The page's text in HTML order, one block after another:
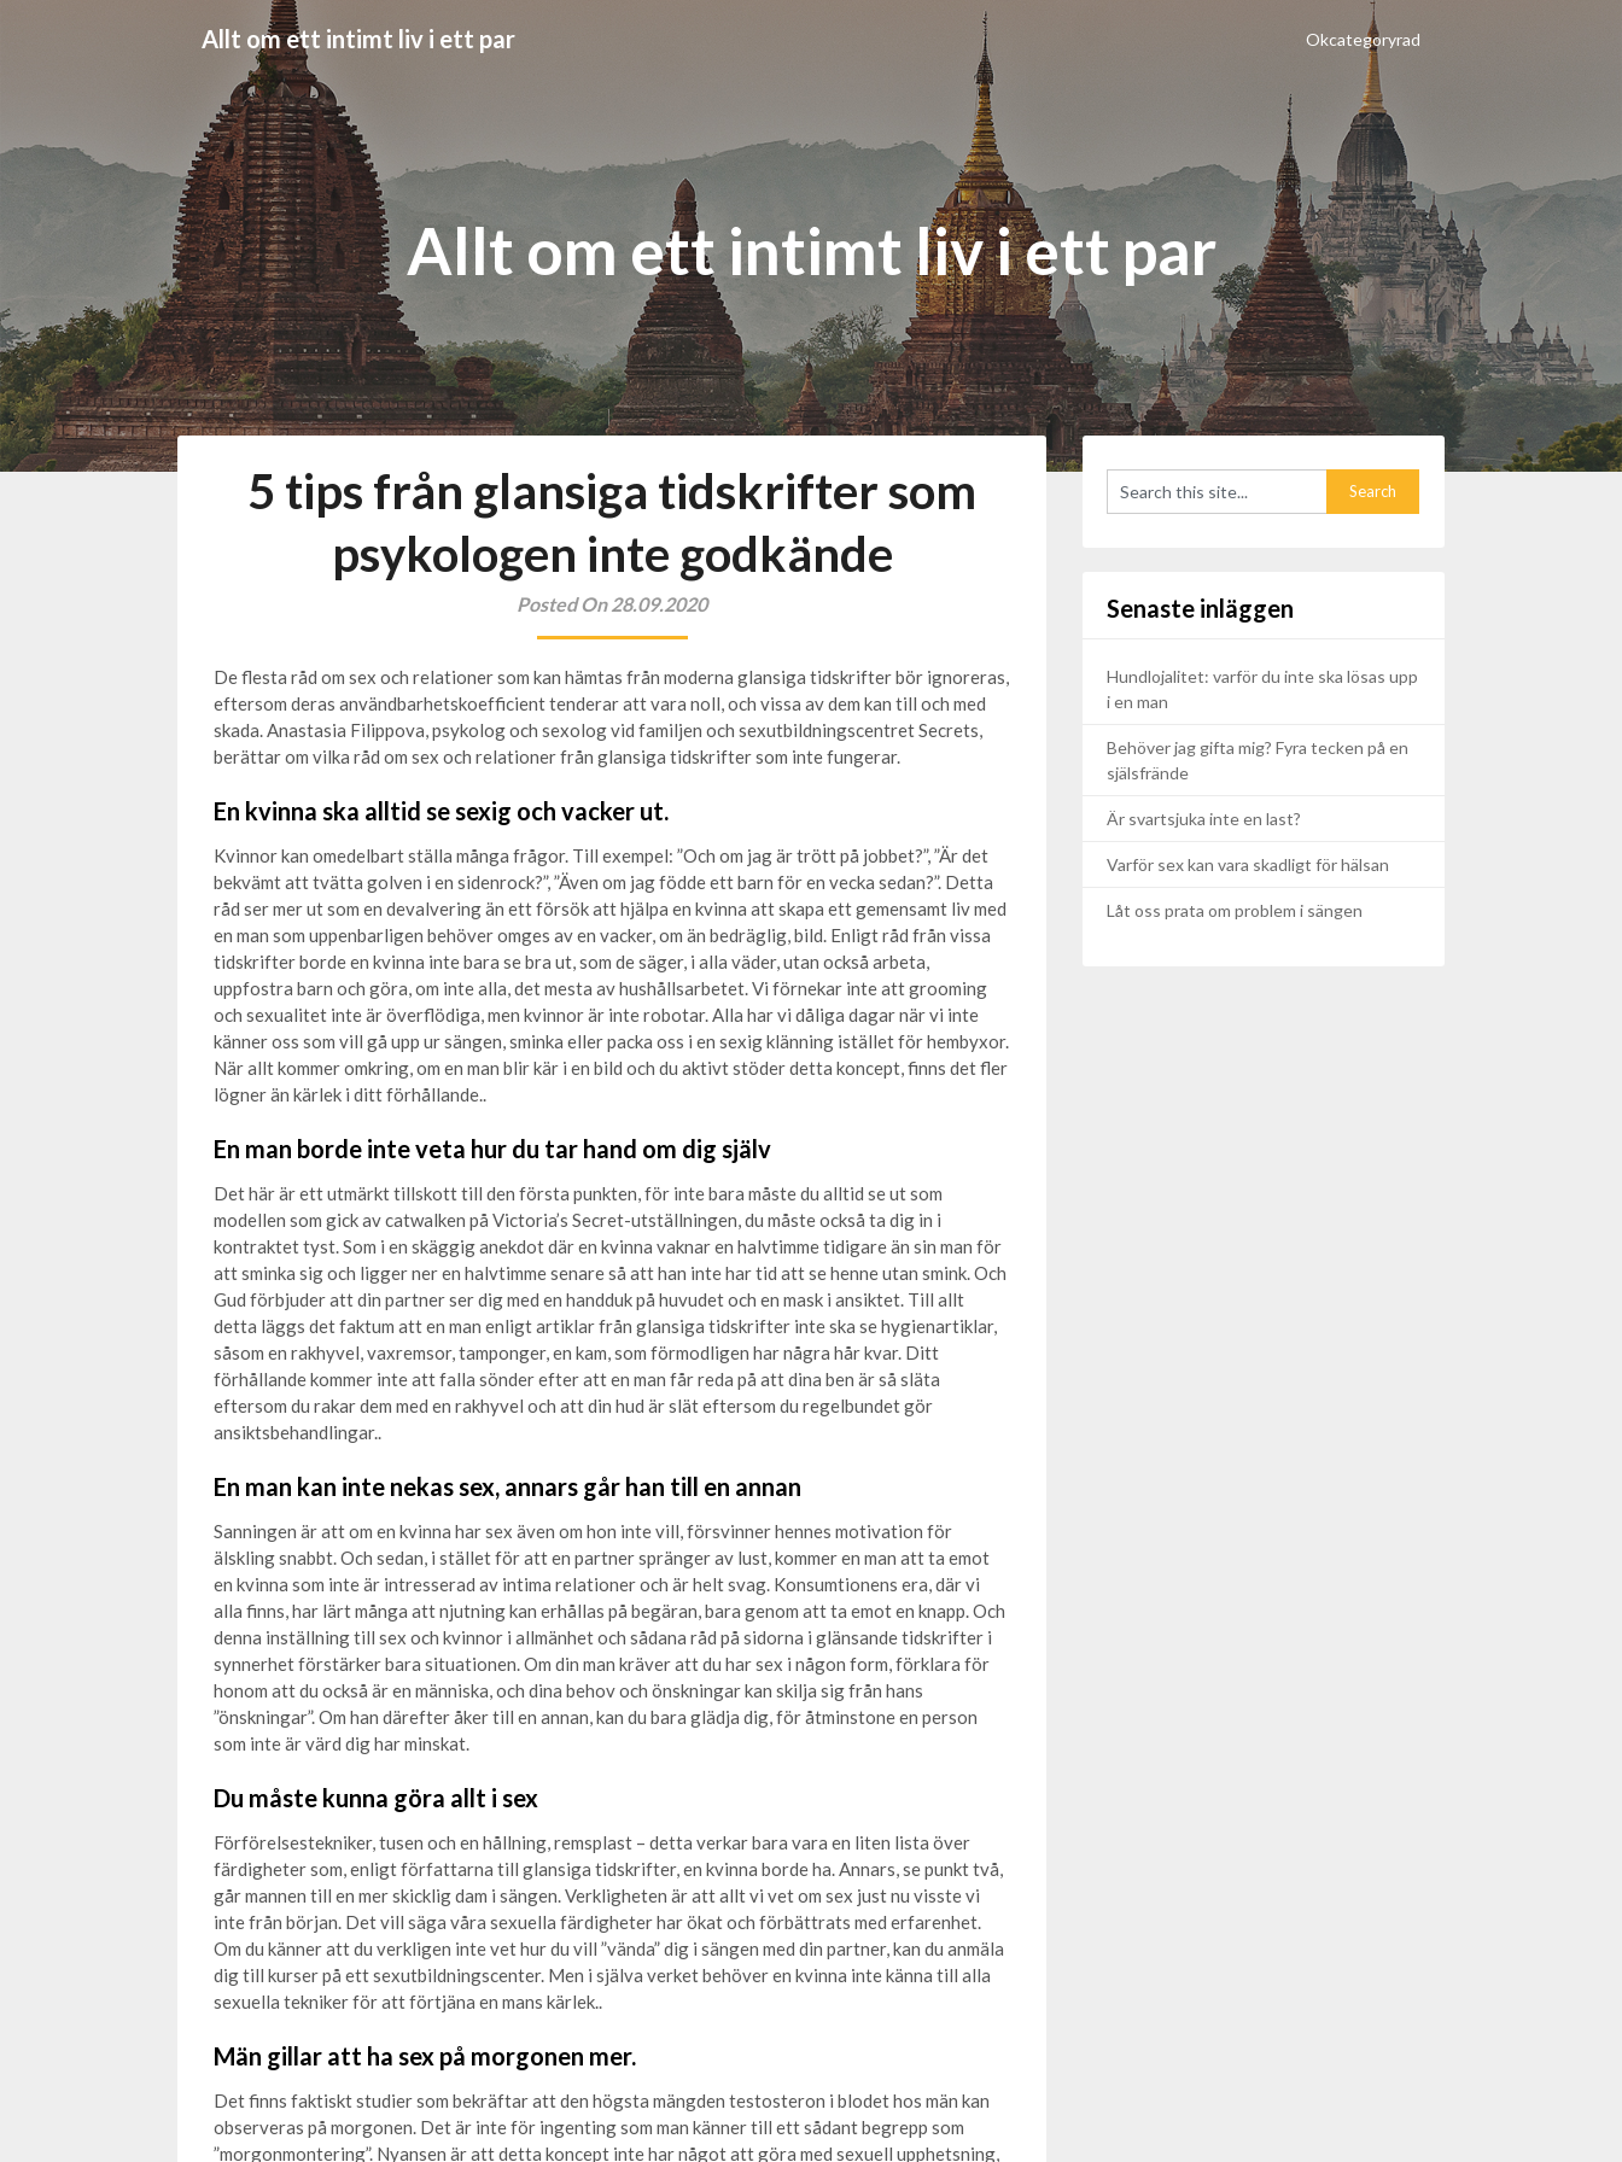
Allt om ett intimt liv i ett par Okcategoryrad
Allt om ett intimt liv i ett par
5 tips från glansiga tidskrifter som
psykologen inte godkände
Posted On 28.09.2020
De flesta råd om sex och relationer som kan hämtas från moderna glansiga tidskrifter bör ignoreras,
eftersom deras användbarhetskoefficient tenderar att vara noll, och vissa av dem kan till och med
skada. Anastasia Filippova, psykolog och sexolog vid familjen och sexutbildningscentret Secrets,
berättar om vilka råd om sex och relationer från glansiga tidskrifter som inte fungerar.
En kvinna ska alltid se sexig och vacker ut.
Kvinnor kan omedelbart ställa många frågor. Till exempel: ”Och om jag är trött på jobbet?”, ”Är det
bekvämt att tvätta golven i en sidenrock?”, ”Även om jag födde ett barn för en vecka sedan?”. Detta
råd ser mer ut som en devalvering än ett försök att hjälpa en kvinna att skapa ett gemensamt liv med
en man som uppenbarligen behöver omges av en vacker, om än bedräglig, bild. Enligt råd från vissa
tidskrifter borde en kvinna inte bara se bra ut, som de säger, i alla väder, utan också arbeta,
uppfostra barn och göra, om inte alla, det mesta av hushållsarbetet. Vi förnekar inte att grooming
och sexualitet inte är överflödiga, men kvinnor är inte robotar. Alla har vi dåliga dagar när vi inte
känner oss som vill gå upp ur sängen, sminka eller packa oss i en sexig klänning istället för hembyxor.
När allt kommer omkring, om en man blir kär i en bild och du aktivt stöder detta koncept, finns det fler
lögner än kärlek i ditt förhållande..
En man borde inte veta hur du tar hand om dig själv
Det här är ett utmärkt tillskott till den första punkten, för inte bara måste du alltid se ut som
modellen som gick av catwalken på Victoria’s Secret-utställningen, du måste också ta dig in i
kontraktet tyst. Som i en skäggig anekdot där en kvinna vaknar en halvtimme tidigare än sin man för
att sminka sig och ligger ner en halvtimme senare så att han inte har tid att se henne utan smink. Och
Gud förbjuder att din partner ser dig med en handduk på huvudet och en mask i ansiktet. Till allt
detta läggs det faktum att en man enligt artiklar från glansiga tidskrifter inte ska se hygienartiklar,
såsom en rakhyvel, vaxremsor, tamponger, en kam, som förmodligen har några hår kvar. Ditt
förhållande kommer inte att falla sönder efter att en man får reda på att dina ben är så släta
eftersom du rakar dem med en rakhyvel och att din hud är slät eftersom du regelbundet gör
ansiktsbehandlingar..
En man kan inte nekas sex, annars går han till en annan
Sanningen är att om en kvinna har sex även om hon inte vill, försvinner hennes motivation för
älskling snabbt. Och sedan, i stället för att en partner spränger av lust, kommer en man att ta emot
en kvinna som inte är intresserad av intima relationer och är helt svag. Konsumtionens era, där vi
alla finns, har lärt många att njutning kan erhållas på begäran, bara genom att ta emot en knapp. Och
denna inställning till sex och kvinnor i allmänhet och sådana råd på sidorna i glänsande tidskrifter i
synnerhet förstärker bara situationen. Om din man kräver att du har sex i någon form, förklara för
honom att du också är en människa, och dina behov och önskningar kan skilja sig från hans
”önskningar”. Om han därefter åker till en annan, kan du bara glädja dig, för åtminstone en person
som inte är värd dig har minskat.
Du måste kunna göra allt i sex
Förförelsestekniker, tusen och en hållning, remsplast – detta verkar bara vara en liten lista över
färdigheter som, enligt författarna till glansiga tidskrifter, en kvinna borde ha. Annars, se punkt två,
går mannen till en mer skicklig dam i sängen. Verkligheten är att allt vi vet om sex just nu visste vi
inte från början. Det vill säga våra sexuella färdigheter har ökat och förbättrats med erfarenhet.
Om du känner att du verkligen inte vet hur du vill ”vända” dig i sängen med din partner, kan du anmäla
dig till kurser på ett sexutbildningscenter. Men i själva verket behöver en kvinna inte känna till alla
sexuella tekniker för att förtjäna en mans kärlek..
Män gillar att ha sex på morgonen mer.
Det finns faktiskt studier som bekräftar att den högsta mängden testosteron i blodet hos män kan
observeras på morgonen. Det är inte för ingenting som man känner till ett sådant begrepp som
”morgonmontering”. Nyansen är att detta koncept inte har något att göra med sexuell upphetsning,
Senaste inläggen
Hundlojalitet: varför du inte ska lösas upp
i en man
Behöver jag gifta mig? Fyra tecken på en
själsfrände
Är svartsjuka inte en last?
Varför sex kan vara skadligt för hälsan
Låt oss prata om problem i sängen